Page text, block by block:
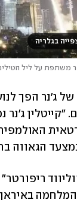
משתפת על ליל
הגאווה בתל אביב